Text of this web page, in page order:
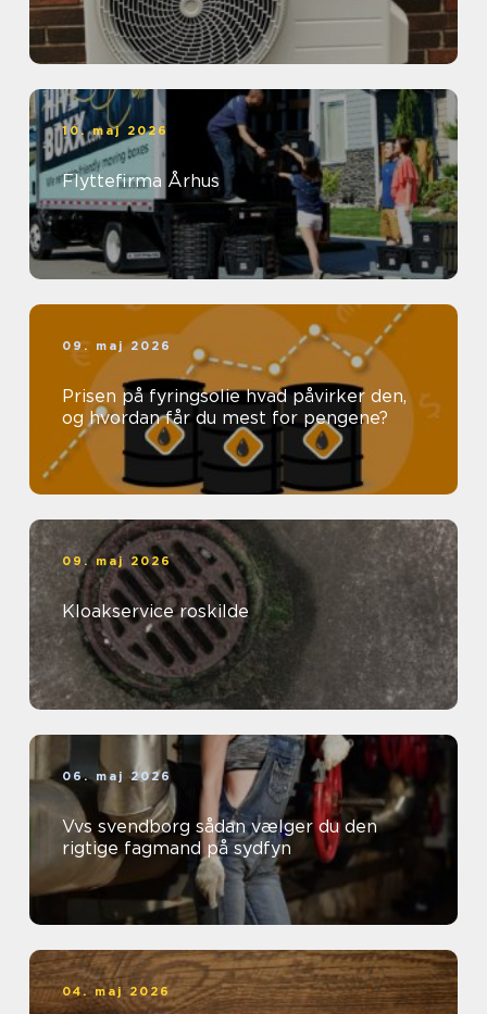
10. maj 2026
Flyttefirma Århus
09. maj 2026
Prisen på fyringsolie hvad påvirker den,
og hvordan får du mest for pengene?
09. maj 2026
Kloakservice roskilde
06. maj 2026
Vvs svendborg sådan vælger du den
rigtige fagmand på sydfyn
04. maj 2026